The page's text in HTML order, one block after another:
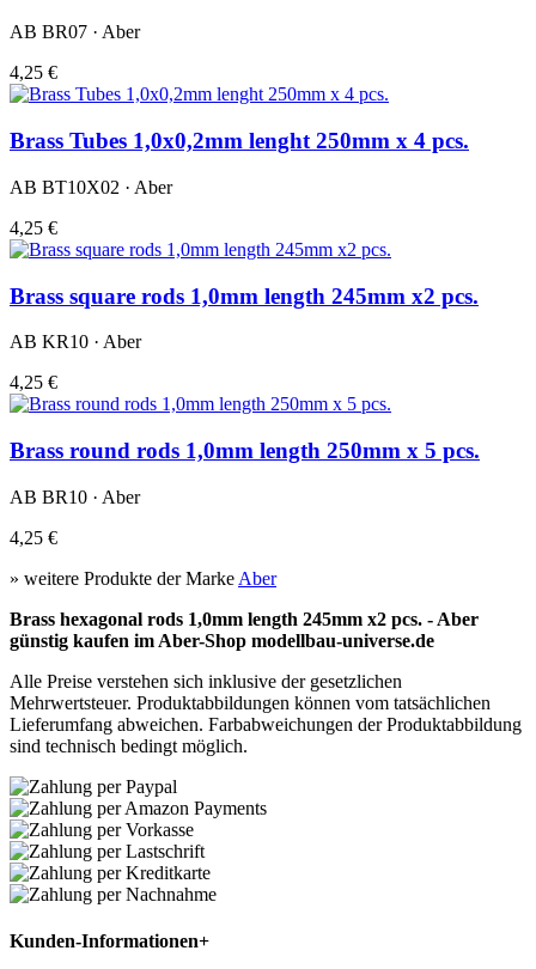
AB BR07 · Aber
4,25 €
Brass Tubes 1,0x0,2mm lenght 250mm x 4 pcs.
AB BT10X02 · Aber
4,25 €
Brass square rods 1,0mm length 245mm x2 pcs.
AB KR10 · Aber
4,25 €
Brass round rods 1,0mm length 250mm x 5 pcs.
AB BR10 · Aber
4,25 €
» weitere Produkte der Marke Aber
Brass hexagonal rods 1,0mm length 245mm x2 pcs. - Aber
günstig kaufen im Aber-Shop modellbau-universe.de
Alle Preise verstehen sich inklusive der gesetzlichen
Mehrwertsteuer. Produktabbildungen können vom tatsächlichen
Lieferumfang abweichen. Farbabweichungen der Produktabbildung
sind technisch bedingt möglich.
Kunden-Informationen+